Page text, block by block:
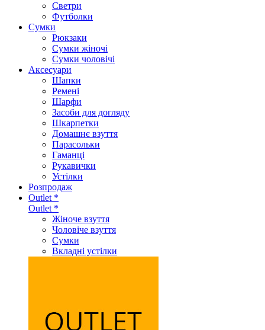
Светри
Футболки
Сумки
Рюкзаки
Сумки жіночі
Сумки чоловічі
Аксеcуари
Шапки
Ремені
Шарфи
Засоби для догляду
Шкарпетки
Домашнє взуття
Парасольки
Гаманці
Рукавички
Устілки
Розпродаж
Outlet *
Outlet *
Жіноче взуття
Чоловіче взуття
Сумки
Вкладні устілки